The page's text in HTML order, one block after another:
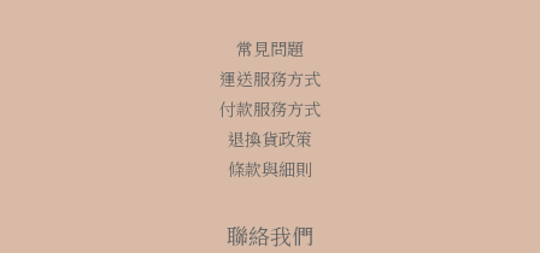
常見問題
運送服務方式
付款服務方式
退換貨政策
條款與細則
聯絡我們